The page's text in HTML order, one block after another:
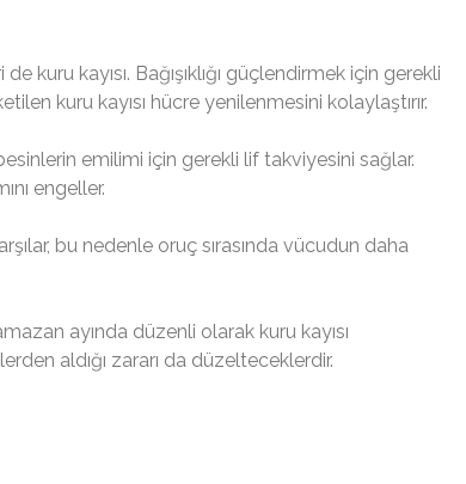
kuru kayısı. Bağışıklığı güçlendirmek için gerekli
kuru kayısı hücre yenilenmesini kolaylaştırır.
emilimi için gerekli lif takviyesini sağlar.
engeller.
bu nedenle oruç sırasında vücudun daha
ayında düzenli olarak kuru kayısı
aldığı zararı da düzelteceklerdir.